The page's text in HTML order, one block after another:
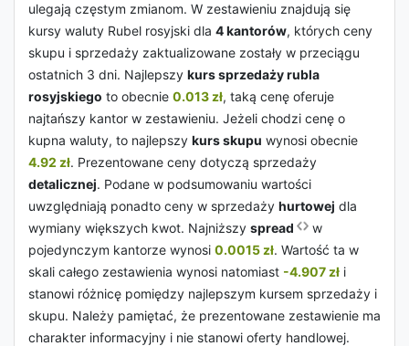
ulegają częstym zmianom. W zestawieniu znajdują się
kursy waluty Rubel rosyjski dla 4 kantorów, których ceny
skupu i sprzedaży zaktualizowane zostały w przeciągu
ostatnich 3 dni. Najlepszy kurs sprzedaży rubla
rosyjskiego to obecnie 0.013 zł, taką cenę oferuje
najtańszy kantor w zestawieniu. Jeżeli chodzi cenę o
kupna waluty, to najlepszy kurs skupu wynosi obecnie
4.92 zł. Prezentowane ceny dotyczą sprzedaży
detalicznej. Podane w podsumowaniu wartości
uwzględniają ponadto ceny w sprzedaży hurtowej dla
wymiany większych kwot. Najniższy spread
w
pojedynczym kantorze wynosi 0.0015 zł. Wartość ta w
skali całego zestawienia wynosi natomiast -4.907 zł i
stanowi różnicę pomiędzy najlepszym kursem sprzedaży i
skupu. Należy pamiętać, że prezentowane zestawienie ma
charakter informacyjny i nie stanowi oferty handlowej.